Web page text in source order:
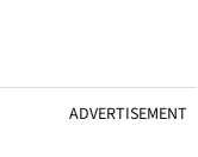
ADVERTISEMENT